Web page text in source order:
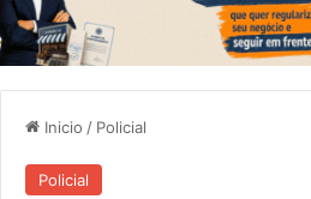
Inicio / Policial
Policial